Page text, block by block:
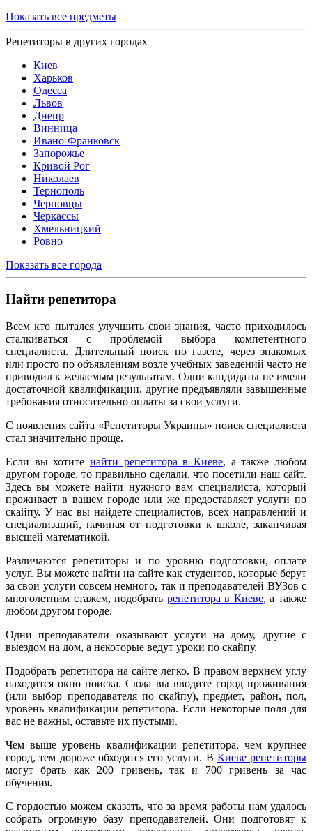
Показать все предметы
Репетиторы в других городах
Киев
Харьков
Одесса
Львов
Днепр
Винница
Ивано-Франковск
Запорожье
Кривой Рог
Николаев
Тернополь
Черновцы
Черкассы
Хмельницкий
Ровно
Показать все города
Найти репетитора
Всем кто пытался улучшить свои знания, часто приходилось
сталкиваться с проблемой выбора компетентного
специалиста. Длительный поиск по газете, через знакомых
или просто по объявлениям возле учебных заведений часто не
приводил к желаемым результатам. Одни кандидаты не имели
достаточной квалификации, другие предъявляли завышенные
требования относительно оплаты за свои услуги.
С появления сайта «Репетиторы Украины» поиск специалиста
стал значительно проще.
Если вы хотите найти репетитора в Киеве, а также любом
другом городе, то правильно сделали, что посетили наш сайт.
Здесь вы можете найти нужного вам специалиста, который
проживает в вашем городе или же предоставляет услуги по
скайпу. У нас вы найдете специалистов, всех направлений и
специализаций, начиная от подготовки к школе, заканчивая
высшей математикой.
Различаются репетиторы и по уровню подготовки, оплате
услуг. Вы можете найти на сайте как студентов, которые берут
за свои услуги совсем немного, так и преподавателей ВУЗов с
многолетним стажем, подобрать репетитора в Киеве, а также
любом другом городе.
Одни преподаватели оказывают услуги на дому, другие с
выездом на дом, а некоторые ведут уроки по скайпу.
Подобрать репетитора на сайте легко. В правом верхнем углу
находится окно поиска. Сюда вы вводите город проживания
(или выбор преподавателя по скайпу), предмет, район, пол,
уровень квалификации репетитора. Если некоторые поля для
вас не важны, оставьте их пустыми.
Чем выше уровень квалификации репетитора, чем крупнее
город, тем дороже обходятся его услуги. В Киеве репетиторы
могут брать как 200 гривень, так и 700 гривень за час
обучения.
С гордостью можем сказать, что за время работы нам удалось
собрать огромную базу преподавателей. Они подготовят к